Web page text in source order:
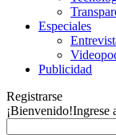
Especiales
Publicidad
Registrarse
¡Bienvenido!Ingrese